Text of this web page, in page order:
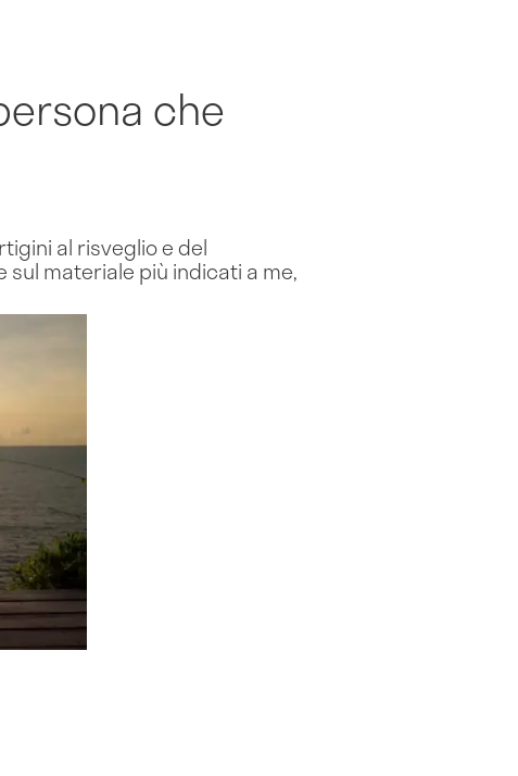
che
al risveglio e del
sul materiale più indicati a me,